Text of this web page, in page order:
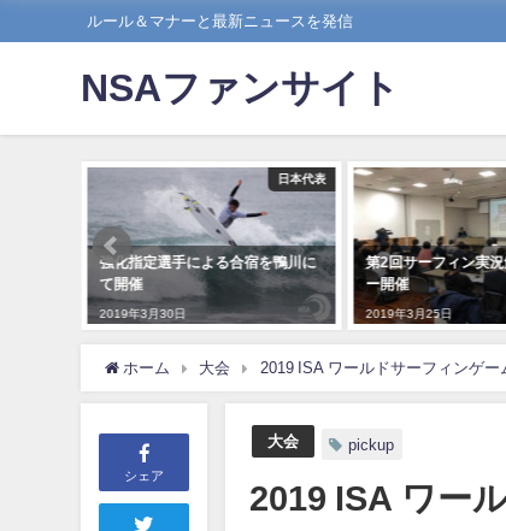
ルール＆マナーと最新ニュースを発信
NSAファンサイト
日本代表
強化指定選手による合宿を鴨川に
て開催
2019年3月30日
第2回サーフィン実
ー開催
2019年3月25日
ホーム 大会 2019 ISA ワールドサーフィンゲ
シェア
大会 pickup
2019 ISA ワー